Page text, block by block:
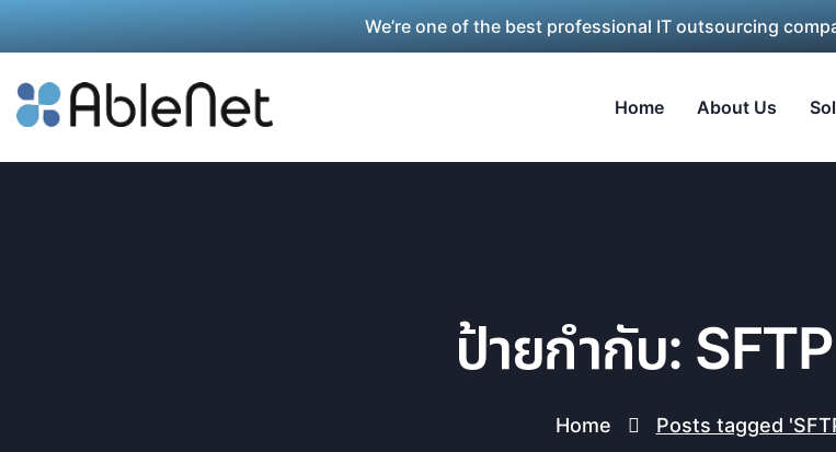
We’re one of the best professional IT outsourcing
Home About Us
ป้ายกำกับ:
Home Posts tagged